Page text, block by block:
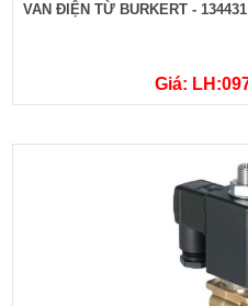
VAN ĐIỆN TỪ BURKERT -
Giá: